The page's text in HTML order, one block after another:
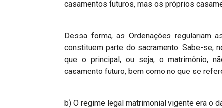
casamentos futuros, mas os próprios
Dessa forma, as Ordenações regulariam
constituem parte do sacramento. Sabe-se,
que o principal, ou seja, o matrimônio,
casamento futuro, bem como no que se
b) O regime legal matrimonial vigente era o